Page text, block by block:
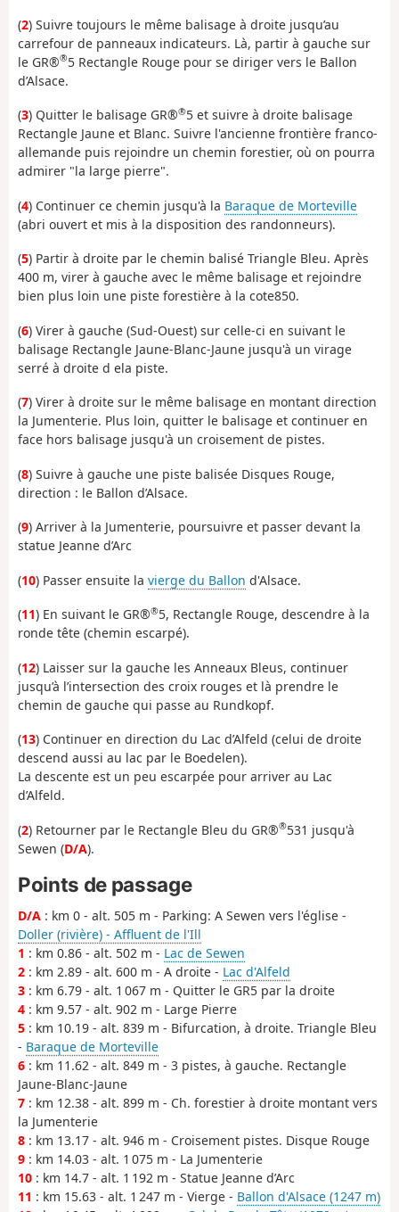
(2) Suivre toujours le même balisage à droite jusqu’au
carrefour de panneaux indicateurs. Là, partir à gauche sur
le GR®®5 Rectangle Rouge pour se diriger vers le Ballon
d’Alsace.
(3) Quitter le balisage GR®®5 et suivre à droite balisage
Rectangle Jaune et Blanc. Suivre l'ancienne frontière franco-
allemande puis rejoindre un chemin forestier, où on pourra
admirer "la large pierre".
(4) Continuer ce chemin jusqu'à la Baraque de Morteville
(abri ouvert et mis à la disposition des randonneurs).
(5) Partir à droite par le chemin balisé Triangle Bleu. Après
400 m, virer à gauche avec le même balisage et rejoindre
bien plus loin une piste forestière à la cote850.
(6) Virer à gauche (Sud-Ouest) sur celle-ci en suivant le
balisage Rectangle Jaune-Blanc-Jaune jusqu'à un virage
serré à droite d ela piste.
(7) Virer à droite sur le même balisage en montant direction
la Jumenterie. Plus loin, quitter le balisage et continuer en
face hors balisage jusqu'à un croisement de pistes.
(8) Suivre à gauche une piste balisée Disques Rouge,
direction : le Ballon d’Alsace.
(9) Arriver à la Jumenterie, poursuivre et passer devant la
statue Jeanne d’Arc
(10) Passer ensuite la vierge du Ballon d'Alsace.
(11) En suivant le GR®®5, Rectangle Rouge, descendre à la
ronde tête (chemin escarpé).
(12) Laisser sur la gauche les Anneaux Bleus, continuer
jusqu’à l’intersection des croix rouges et là prendre le
chemin de gauche qui passe au Rundkopf.
(13) Continuer en direction du Lac d’Alfeld (celui de droite
descend aussi au lac par le Boedelen).
La descente est un peu escarpée pour arriver au Lac
d’Alfeld.
(2) Retourner par le Rectangle Bleu du GR®®531 jusqu'à
Sewen (D/A).
Points de passage
D/A : km 0 - alt. 505 m - Parking: A Sewen vers l'église -
Doller (rivière) - Affluent de l'Ill
1 : km 0.86 - alt. 502 m - Lac de Sewen
2 : km 2.89 - alt. 600 m - A droite - Lac d'Alfeld
3 : km 6.79 - alt. 1 067 m - Quitter le GR5 par la droite
4 : km 9.57 - alt. 902 m - Large Pierre
5 : km 10.19 - alt. 839 m - Bifurcation, à droite. Triangle Bleu
- Baraque de Morteville
6 : km 11.62 - alt. 849 m - 3 pistes, à gauche. Rectangle
Jaune-Blanc-Jaune
7 : km 12.38 - alt. 899 m - Ch. forestier à droite montant vers
la Jumenterie
8 : km 13.17 - alt. 946 m - Croisement pistes. Disque Rouge
9 : km 14.03 - alt. 1 075 m - La Jumenterie
10 : km 14.7 - alt. 1 192 m - Statue Jeanne d’Arc
11 : km 15.63 - alt. 1 247 m - Vierge - Ballon d'Alsace (1247 m)